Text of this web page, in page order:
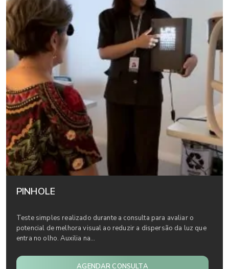
PINHOLE
Teste simples realizado durante a consulta para avaliar o
potencial de melhora visual ao reduzir a dispersão da luz que
entra no olho. Auxilia na...
AGENDAR CONSULTA